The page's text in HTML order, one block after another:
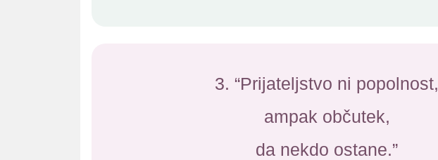
3. “Prijateljstvo ni popolnost,
ampak občutek,
da nekdo ostane.”